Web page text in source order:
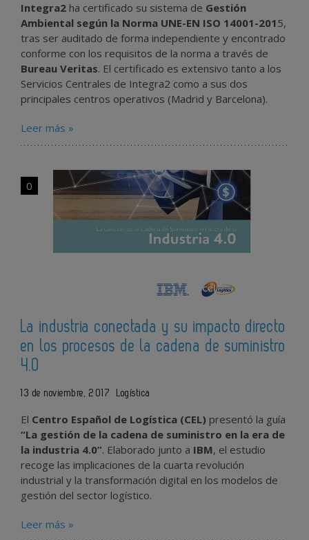
Integra2 ha certificado su sistema de Gestión
Ambiental según la Norma UNE-EN ISO 14001-2015,
tras ser auditado de forma independiente y encontrado
conforme con los requisitos de la norma a través de
Bureau Veritas. El certificado es extensivo tanto a los
Servicios Centrales de Integra2 como a sus dos
principales centros operativos (Madrid y Barcelona).
Leer más »
0
La industria conectada y su impacto directo
en los procesos de la cadena de suministro
4.0
13 de noviembre, 2017 Logística
El Centro Español de Logística (CEL) presentó la guía
“La gestión de la cadena de suministro en la era de
la industria 4.0”. Elaborado junto a IBM, el estudio
recoge las implicaciones de la cuarta revolución
industrial y la transformación digital en los modelos de
gestión del sector logístico.
Leer más »